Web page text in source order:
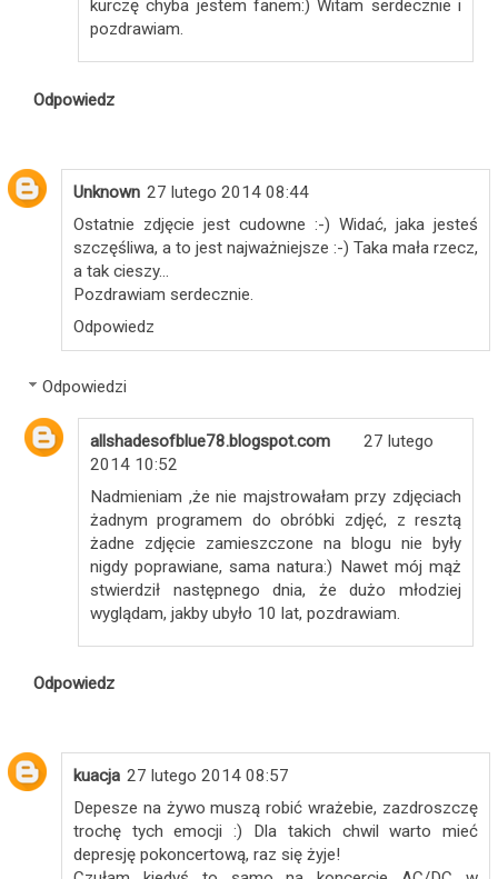
kurczę chyba jestem fanem:) Witam serdecznie i
pozdrawiam.
Odpowiedz
Unknown 27 lutego 2014 08:44
Ostatnie zdjęcie jest cudowne :-) Widać, jaka jesteś
szczęśliwa, a to jest najważniejsze :-) Taka mała rzecz,
a tak cieszy...
Pozdrawiam serdecznie.
Odpowiedz
Odpowiedzi
allshadesofblue78.blogspot.com
27 lutego
2014 10:52
Nadmieniam ,że nie majstrowałam przy zdjęciach
żadnym programem do obróbki zdjęć, z resztą
żadne zdjęcie zamieszczone na blogu nie były
nigdy poprawiane, sama natura:) Nawet mój mąż
stwierdził następnego dnia, że dużo młodziej
wyglądam, jakby ubyło 10 lat, pozdrawiam.
Odpowiedz
kuacja 27 lutego 2014 08:57
Depesze na żywo muszą robić wrażebie, zazdroszczę
trochę tych emocji :) Dla takich chwil warto mieć
depresję pokoncertową, raz się żyje!